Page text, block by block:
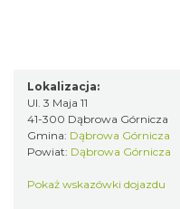
Lokalizacja:
Ul. 3 Maja 11
41-300 Dąbrowa Górnicza
Gmina: Dąbrowa Górnicza
Powiat: Dąbrowa Górnicza
Pokaż wskazówki dojazdu